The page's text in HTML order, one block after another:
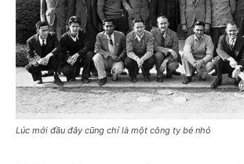
Lúc mới đầu đây cũng chỉ là một công ty bé nhỏ